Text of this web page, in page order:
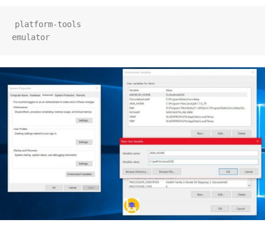
platform-tools
emulator